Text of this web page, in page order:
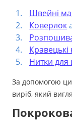
Швейні
Коверлок
Кравецькі
Нитки для
За допомогою
виріб, який